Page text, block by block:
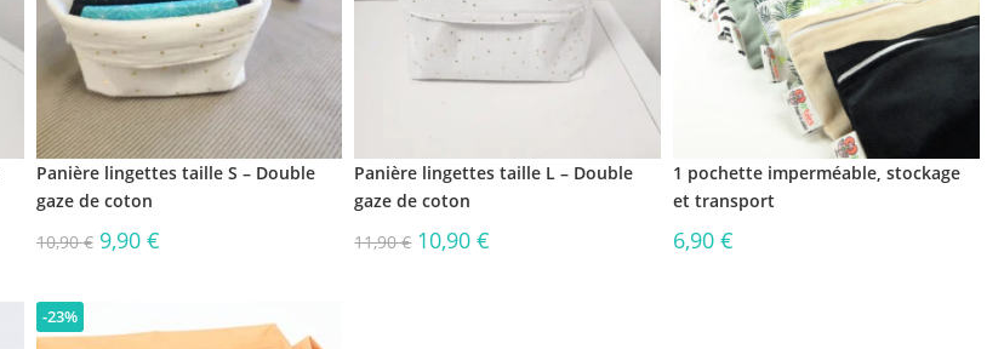
Panière lingettes taille S – Double
gaze de coton
10,90€ 9,90 €
Panière lingettes taille L – Double
gaze de coton
11,90€ 10,90€
1 pochette imperméable, stockage
et transport
6,90€
-23%